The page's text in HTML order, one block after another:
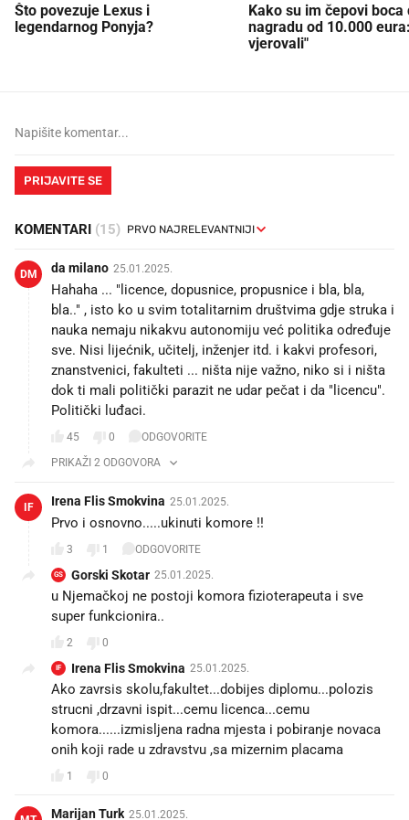
Što povezuje Lexus i
legendarnog Ponyja?
Kako su im čepovi boca
nagradu od 10.000
vjerovali"
PRIJAVITE SE
KOMENTARI (15)
DM da milano 25.01.2025.
Hahaha ... "licence, dopusnice, propusnice i bla, bla,
bla.." , isto ko u svim totalitarnim društvima gdje struka i
nauka nemaju nikakvu autonomiju već politika određuje
sve. Nisi lijećnik, učitelj, inženjer itd. i kakvi profesori,
znanstvenici, fakulteti ... ništa nije važno, niko si i ništa
dok ti mali politički parazit ne udar pečat i da "licencu".
Politički luđaci.
45 0
ODGOVORITE
PRIKAŽI 2 ODGOVORA
IF Irena Flis Smokvina 25.01.2025.
Prvo i osnovno.....ukinuti komore !!
3 1 ODGOVORITE
GS Gorski Skotar 25.01.2025.
u Njemačkoj ne postoji komora fizioterapeuta i sve
super funkcionira..
2 0
IF Irena Flis Smokvina 25.01.2025.
Ako zavrsis skolu,fakultet...dobijes diplomu...polozis
strucni ,drzavni ispit...cemu licenca...cemu
komora......izmisljena radna mjesta i pobiranje novaca
onih koji rade u zdravstvu ,sa mizernim placama
1 0
Marijan Turk 25.01.2025.